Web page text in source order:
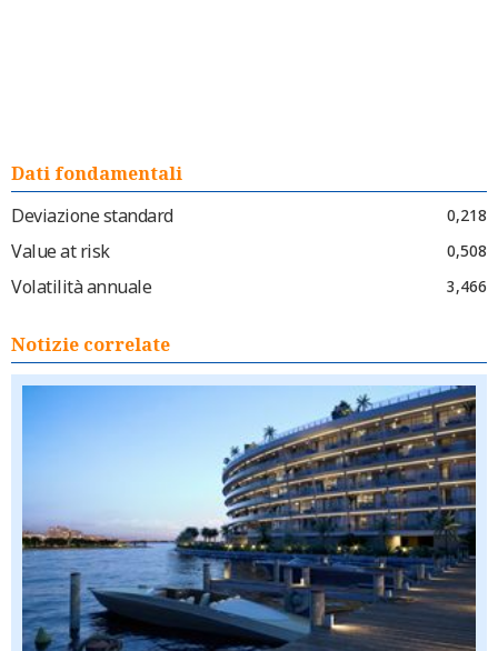
Dati fondamentali
Deviazione standard
0,218
Value at risk 0,508
Volatilità annuale 3,466
Notizie correlate